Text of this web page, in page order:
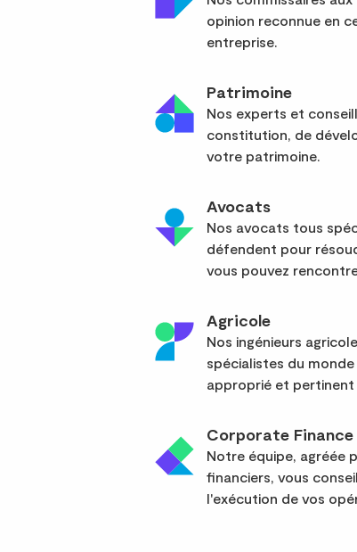
opinion reconnue en
entreprise.
Patrimoine
Nos experts et
constitution, de
votre patrimoine.
Avocats
Nos avocats tous
défendent pour
vous pouvez
Agricole
Nos ingénieurs
spécialistes du
approprié et
Corporate Finance
Notre équipe, agréée
financiers, vous
l'exécution de vos